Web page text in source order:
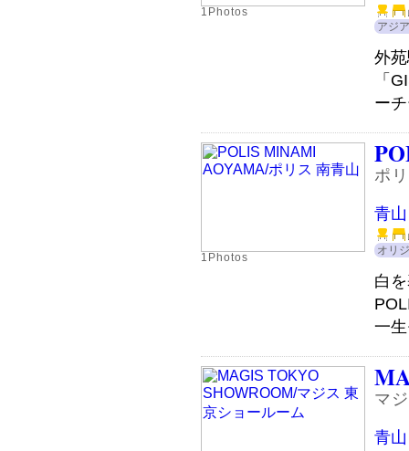
1Photos
アジ
外
「
ー
1Photos
ポ
青
オリ
白
一
マ
青